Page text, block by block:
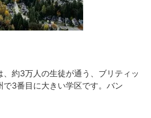
、約3万人の生徒が通う、ブリティッ
で3番目に大きい学区です。バン